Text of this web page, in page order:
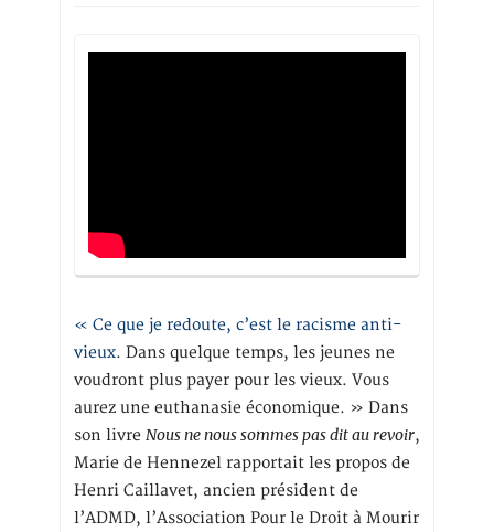
« Ce que je redoute, c’est le racisme anti-
vieux. Dans quelque temps, les jeunes ne
voudront plus payer pour les vieux. Vous
aurez une euthanasie économique. » Dans
son livre Nous ne nous sommes pas dit au revoir,
Marie de Hennezel rapportait les propos de
Henri Caillavet, ancien président de
l’ADMD, l’Association Pour le Droit à Mourir